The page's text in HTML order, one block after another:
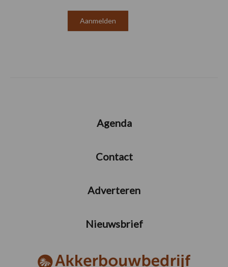
Agenda
Contact
Adverteren
Nieuwsbrief